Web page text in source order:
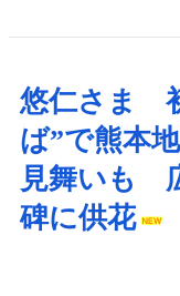
悠仁さま
ば”で熊本
見舞いも
碑に供花